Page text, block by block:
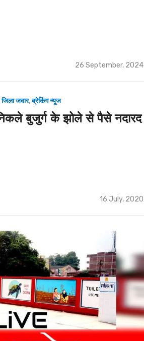
Posted
26 September, 2024
जिला जवार,ब्रेकिंग न्यूज
बुजुर्ग के झोले से पैसे नदारद
Posted
16 July, 2020